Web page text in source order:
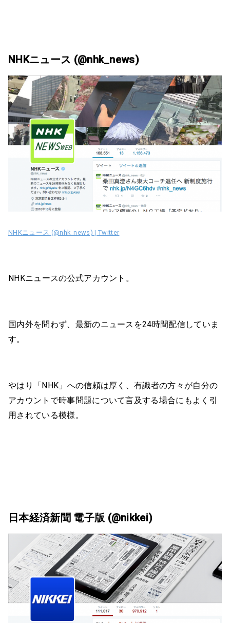
NHKニュース (@nhk_news)
NHKニュース (@nhk_news) | Twitter
NHKニュースの公式アカウント。
国内外を問わず、最新のニュースを24時間配信していま
す。
やはり「NHK」への信頼は厚く、有識者の方々が自分の
アカウントで時事問題について言及する場合にもよく引
用されている模様。
日本経済新聞 電子版 (@nikkei)